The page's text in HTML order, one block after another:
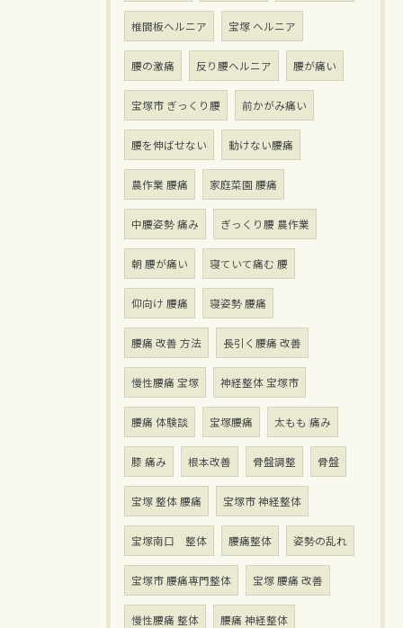
椎間板ヘルニア 宝塚 ヘルニア
腰の激痛 反り腰ヘルニア 腰が痛い
宝塚市 ぎっくり腰 前かがみ痛い
腰を伸ばせない 動けない腰痛
農作業 腰痛 家庭菜園 腰痛
中腰姿勢 痛み ぎっくり腰 農作業
朝 腰が痛い 寝ていて痛む 腰
仰向け 腰痛 寝姿勢 腰痛
腰痛 改善 方法 長引く腰痛 改善
慢性腰痛 宝塚 神経整体 宝塚市
腰痛 体験談 宝塚腰痛 太もも 痛み
膝 痛み 根本改善 骨盤調整 骨盤
宝塚 整体 腰痛 宝塚市 神経整体
宝塚南口 整体 腰痛整体 姿勢の乱れ
宝塚市 腰痛専門整体 宝塚 腰痛 改善
慢性腰痛 整体 腰痛 神経整体